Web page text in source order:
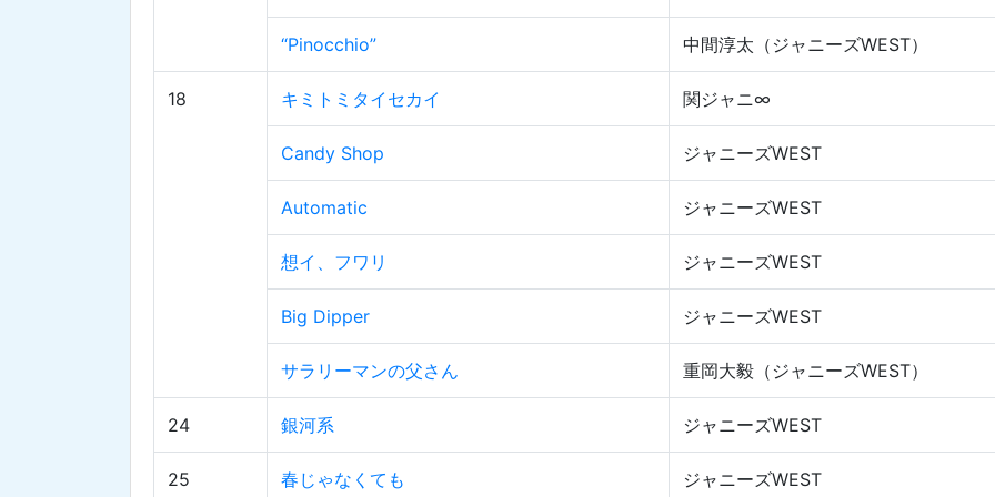
“Pinocchio” 中間淳太（ジャニーズWEST）
18 キミトミタイセカイ 関ジャニ∞
Candy Shop ジャニーズWEST
Automatic ジャニーズWEST
想イ、フワリ ジャニーズWEST
Big Dipper ジャニーズWEST
サラリーマンの父さん 重岡大毅（ジャニーズWEST）
24 銀河系 ジャニーズWEST
25 春じゃなくても ジャニーズWEST